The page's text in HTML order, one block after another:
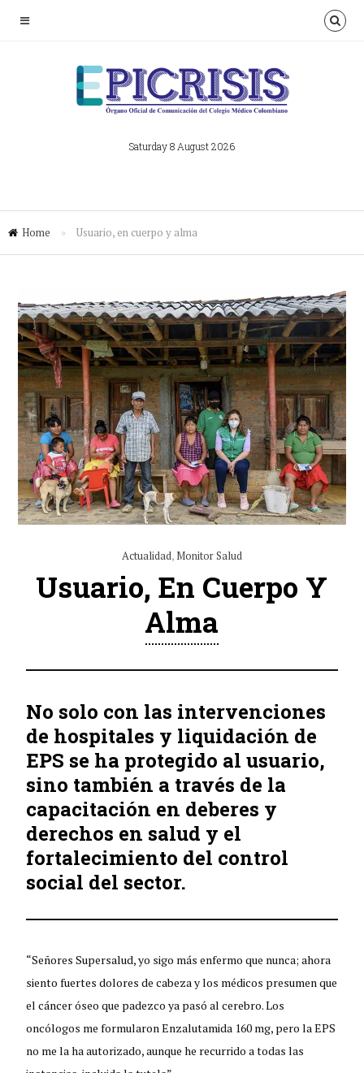
Saturday 8 August 2026
Home » Usuario, en cuerpo y alma
Actualidad,Monitor Salud
Usuario, En Cuerpo Y
Alma
No solo con las intervenciones
de hospitales y liquidación de
EPS se ha protegido al usuario,
sino también a través de la
capacitación en deberes y
derechos en salud y el
fortalecimiento del control
social del sector.
“Señores Supersalud, yo sigo más enfermo que nunca; ahora
siento fuertes dolores de cabeza y los médicos presumen que
el cáncer óseo que padezco ya pasó al cerebro. Los
oncólogos me formularon Enzalutamida 160 mg, pero la EPS
no me la ha autorizado, aunque he recurrido a todas las